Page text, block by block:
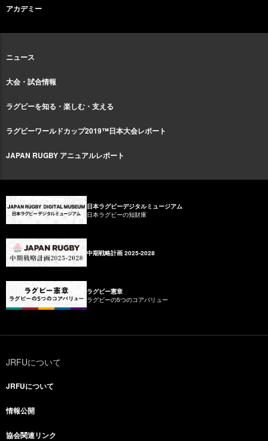
アカデミー
ニュース
大会・試合情報
ラグビーを知る・楽しむ・支える
ラグビーワールドカップ2019™日本大会レポート
JAPAN RUGBY アニュアルレポート
日本ラグビーデジタルミュージアム
日本ラグビーの知財庫
中期戦略計画 2025-2028
ラグビー憲章
ラグビーの5つのコアバリュー
JRFUについて
JRFUについて
情報公開
協会関連リンク